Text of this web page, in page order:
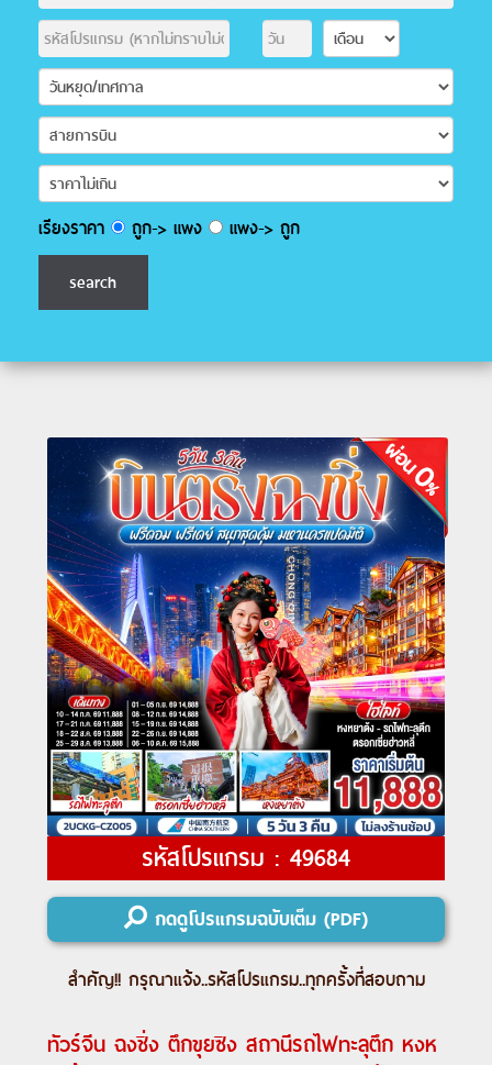
เรียงราคา ถูก-> แพง แพง-> ถูก
รหัสโปรแกรม : 49684
กดดูโปรแกรมฉบับเต็ม (PDF)
สำคัญ!! กรุณาแจ้ง..รหัสโปรแกรม..ทุกครั้งที่สอบถาม
ทัวร์จีน ฉงชิ่ง ตึกขุยซิง สถานีรถไฟทะลุตึก หงห